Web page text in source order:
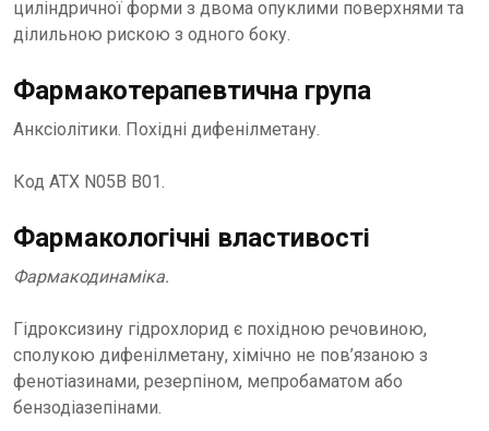
циліндричної форми з двома опуклими поверхнями та
ділильною рискою з одного боку.
Фармакотерапевтична група
Анксіолітики. Похідні дифенілметану.
Код АТХ N05B B01.
Фармакологічні властивості
Фармакодинаміка.
Гідроксизину гідрохлорид є похідною речовиною,
сполукою дифенілметану, хімічно не пов’язаною з
фенотіазинами, резерпіном, мепробаматом або
бензодіазепінами.